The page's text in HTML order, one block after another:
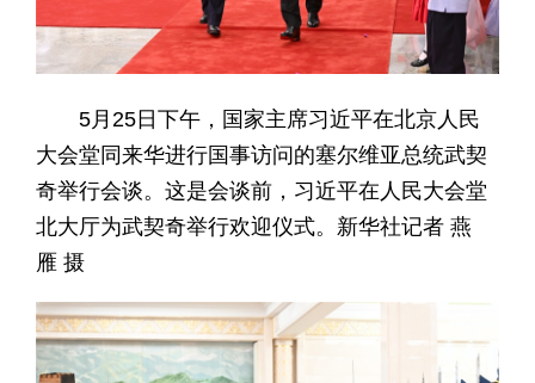
5月25日下午，国家主席习近平在北京人民
大会堂同来华进行国事访问的塞尔维亚总统武契
奇举行会谈。这是会谈前，习近平在人民大会堂
北大厅为武契奇举行欢迎仪式。新华社记者 燕
雁 摄